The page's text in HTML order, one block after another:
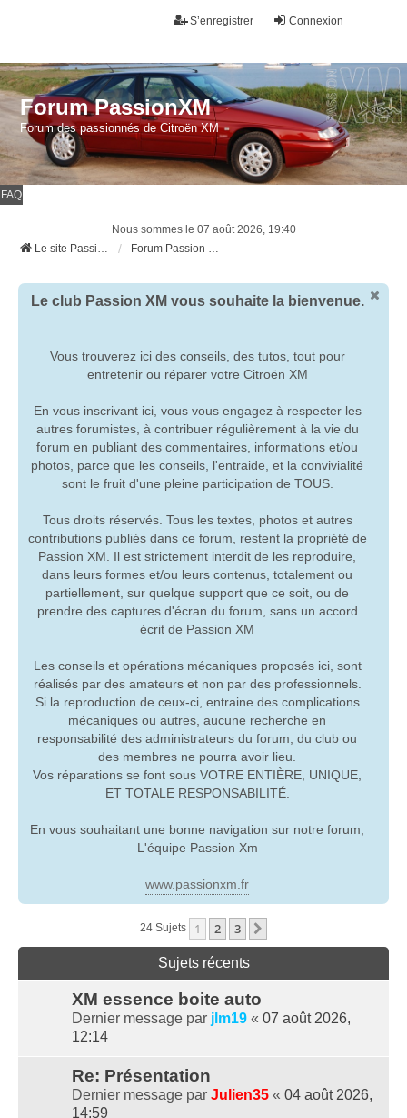
Connexion
S’enregistrer
Forum PassionXM
Forum des passionnés de Citroën XM
FAQ
Nous sommes le 07 août 2026, 19:40
Le site Passion XM
Forum Passion XM
Le club Passion XM vous souhaite la bienvenue.
Vous trouverez ici des conseils, des tutos, tout pour
entretenir ou réparer votre Citroën XM
En vous inscrivant ici, vous vous engagez à respecter les
autres forumistes, à contribuer régulièrement à la vie du
forum en publiant des commentaires, informations et/ou
photos, parce que les conseils, l'entraide, et la convivialité
sont le fruit d'une pleine participation de TOUS.
Tous droits réservés. Tous les textes, photos et autres
contributions publiés dans ce forum, restent la propriété de
Passion XM. Il est strictement interdit de les reproduire,
dans leurs formes et/ou leurs contenus, totalement ou
partiellement, sur quelque support que ce soit, ou de
prendre des captures d'écran du forum, sans un accord
écrit de Passion XM
Les conseils et opérations mécaniques proposés ici, sont
réalisés par des amateurs et non par des professionnels.
Si la reproduction de ceux-ci, entraine des complications
mécaniques ou autres, aucune recherche en
responsabilité des administrateurs du forum, du club ou
des membres ne pourra avoir lieu.
Vos réparations se font sous VOTRE ENTIÈRE, UNIQUE,
ET TOTALE RESPONSABILITÉ.
En vous souhaitant une bonne navigation sur notre forum,
L'équipe Passion Xm
www.passionxm.fr
24 Sujets 1 2 3
Sujets récents
XM essence boite auto
Dernier message par jlm19 « 07 août 2026,
12:14
Re: Présentation
Dernier message par Julien35 « 04 août 2026,
14:59